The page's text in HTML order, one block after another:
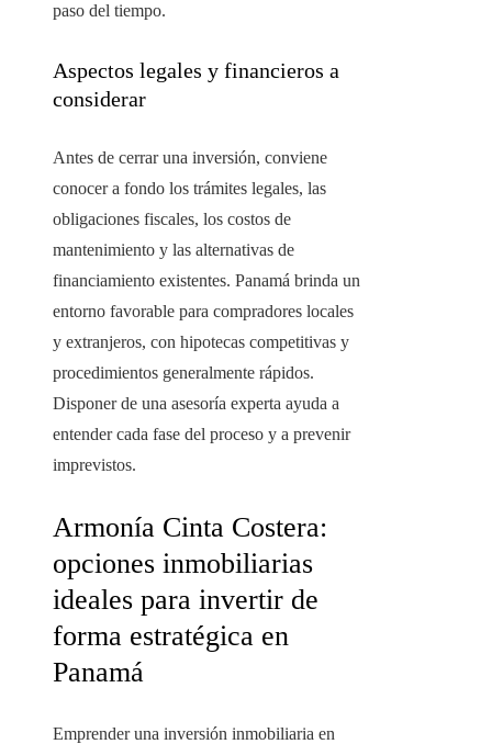
paso del tiempo.
Aspectos legales y financieros a
considerar
Antes de cerrar una inversión, conviene
conocer a fondo los trámites legales, las
obligaciones fiscales, los costos de
mantenimiento y las alternativas de
financiamiento existentes. Panamá brinda un
entorno favorable para compradores locales
y extranjeros, con hipotecas competitivas y
procedimientos generalmente rápidos.
Disponer de una asesoría experta ayuda a
entender cada fase del proceso y a prevenir
imprevistos.
Armonía Cinta Costera:
opciones inmobiliarias
ideales para invertir de
forma estratégica en
Panamá
Emprender una inversión inmobiliaria en